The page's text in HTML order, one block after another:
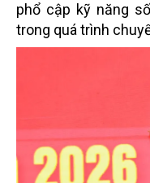
phổ cập kỹ năng
trong quá trình